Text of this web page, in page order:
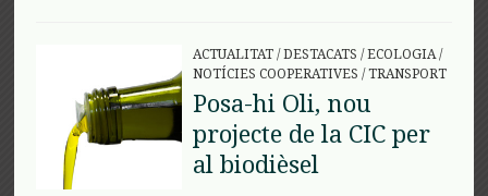
ACTUALITAT/DESTACATS /ECOLOGIA/
NOTÍCIES COOPERATIVES /TRANSPORT
Posa-hi Oli, nou
projecte de la CIC per
al biodièsel